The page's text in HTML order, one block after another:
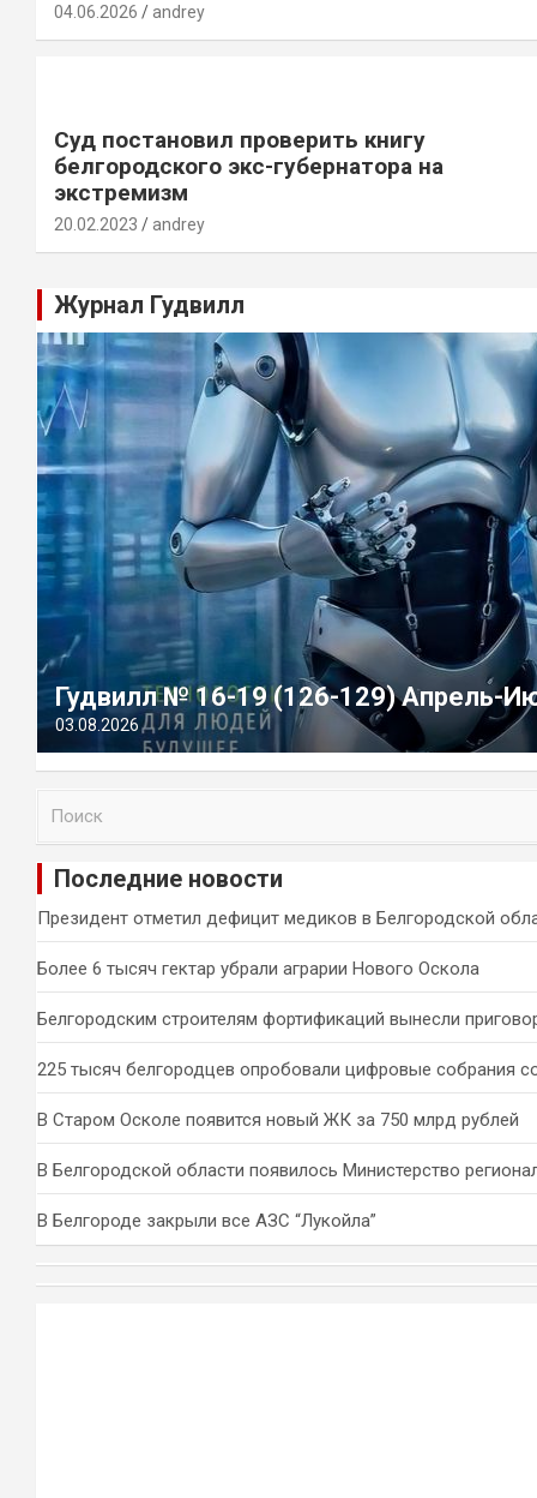
04.06.2026 andrey
Суд постановил проверить книгу
белгородского экс-губернатора на
экстремизм
20.02.2023 andrey
Журнал Гудвилл
Гудвилл № 16-19 (126-129) Апрель-
03.08.2026
и
Последние новости
Президент отметил дефицит медиков в Белгородской
Более 6 тысяч гектар убрали аграрии Нового Оскола
Белгородским строителям фортификаций вынесли
225 тысяч белгородцев опробовали цифровые собрания
В Старом Осколе появится новый ЖК за 750 млрд рублей
В Белгородской области появилось Министерство
В Белгороде закрыли все АЗС “Лукойла”